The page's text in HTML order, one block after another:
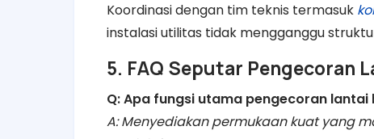
Koordinasi dengan tim teknis termasuk
instalasi utilitas tidak mengganggu
5. FAQ Seputar Pengecoran
Q: Apa fungsi utama pengecoran
A: Menyediakan permukaan kuat yang